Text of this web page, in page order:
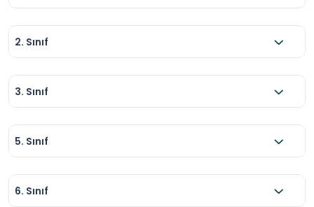
2. Sınıf
3. Sınıf
5. Sınıf
6. Sınıf